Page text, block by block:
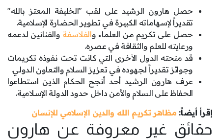
حصل هارون الرشيد على لقب "الخليفة المعتز بالله"
تقديراً لإسهاماته الكبيرة في تطوير الحضارة الإسلامية.
حصل على تكريم من العلماء والفلاسفة والفنانين لدعمه
ورعايته للعلم والثقافة في عصره.
قد منحته الدول الأخرى التي كانت تحت نفوذه تكريمات
وجوائز تقديراً لجهوده في تعزيز السلام والتعاون الدولي.
عرف هارون الرشيد أحد أنجح الحكام الذين استطاعوا
الحفاظ على السلام والأمن داخل حدود الدولة الإسلامية.
إقرأ أيضاً: مظاهر تكريم الله والدين الإسلامي للإنسان
حقائق غير معروفة عن هارون